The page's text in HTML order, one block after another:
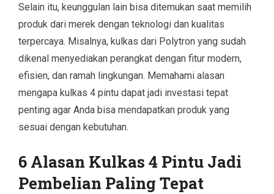
Selain itu, keunggulan lain bisa ditemukan saat memilih
produk dari merek dengan teknologi dan kualitas
terpercaya. Misalnya, kulkas dari Polytron yang sudah
dikenal menyediakan perangkat dengan fitur modern,
efisien, dan ramah lingkungan. Memahami alasan
mengapa kulkas 4 pintu dapat jadi investasi tepat
penting agar Anda bisa mendapatkan produk yang
sesuai dengan kebutuhan.
6 Alasan Kulkas 4 Pintu Jadi
Pembelian Paling Tepat